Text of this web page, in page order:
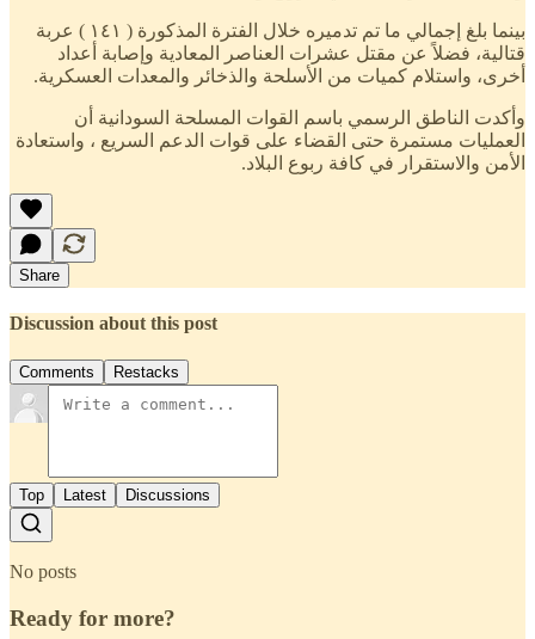
بينما بلغ إجمالي ما تم تدميره خلال الفترة المذكورة ( ١٤١ ) عربة
قتالية، فضلاً عن مقتل عشرات العناصر المعادية وإصابة أعداد
أخرى، واستلام كميات من الأسلحة والذخائر والمعدات العسكرية.
وأكدت الناطق الرسمي باسم القوات المسلحة السودانية أن
العمليات مستمرة حتى القضاء على قوات الدعم السريع ، واستعادة
الأمن والاستقرار في كافة ربوع البلاد.
Share
Discussion about this post
Comments Restacks
Top Latest Discussions
No posts
Ready for more?